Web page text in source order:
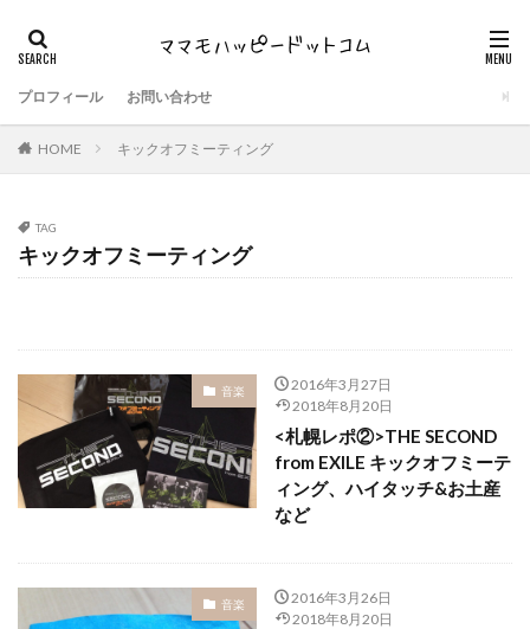
プロフィール お問い合わせ
HOME キックオフミーティング
TAG
キックオフミーティング
音楽
2016年3月27日
2018年8月20日
<札幌レポ②>THE SECOND
from EXILE キックオフミーテ
ィング、ハイタッチ&お土産
など
音楽
2016年3月26日
2018年8月20日